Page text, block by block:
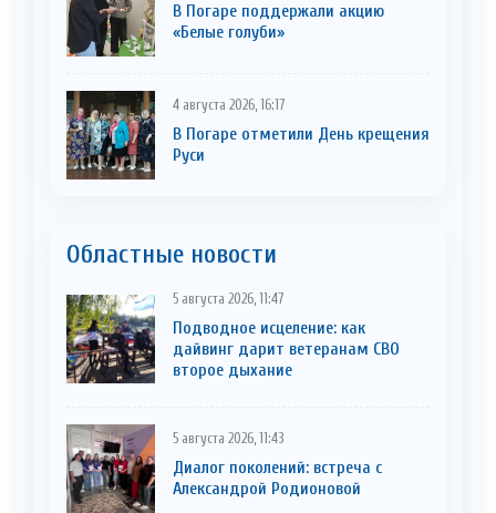
В Погаре поддержали акцию
«Белые голуби»
4 августа 2026, 16:17
В Погаре отметили День крещения
Руси
Областные новости
5 августа 2026, 11:47
Подводное исцеление: как
дайвинг дарит ветеранам СВО
второе дыхание
5 августа 2026, 11:43
Диалог поколений: встреча с
Александрой Родионовой